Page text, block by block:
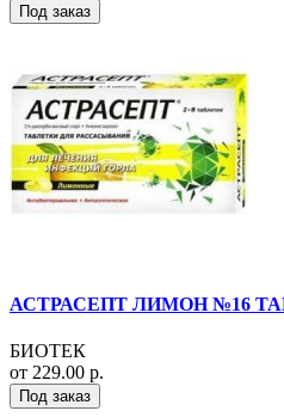
Под заказ
АСТРАСЕПТ ЛИМОН №16
БИОТЕК
от 229.00 р.
Под заказ